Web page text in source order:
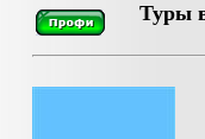
Туры